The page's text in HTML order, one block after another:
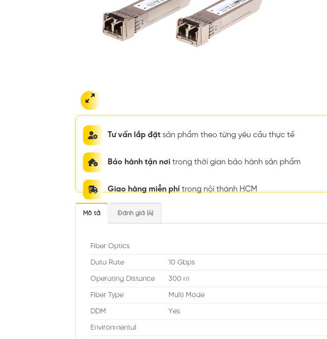
Tư vấn lắp đặt sản phẩm theo từng yêu cầu thực tế
Bảo hành tận nơi trong thời gian bảo hành sản phẩm
Giao hàng miễn phí trong nội thành HCM
Mô tả Đánh giá (4)
Fiber Optics
Data Rate 10 Gbps
Operating Distance 300 m
Fiber Type Multi Mode
DDM Yes
Environmental